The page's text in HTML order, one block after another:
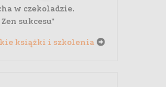
w czekoladzie.
Zen sukcesu"
książki i szkolenia